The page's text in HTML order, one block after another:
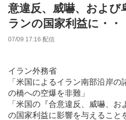
意違反、威嚇、および
ランの国家利益に・・
07/09 17:16 配信
イラン外務省
「米国によるイラン南部沿岸
の橋への空爆を非難」
「米国の『合意違反、威嚇、
の国家利益に影響を与えること